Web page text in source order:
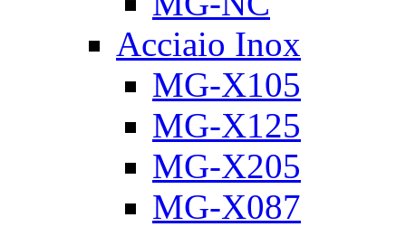
Acciaio Inox
MG-X105
MG-X125
MG-X205
MG-X087